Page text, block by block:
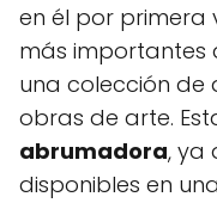
en él por primera
más importantes
una colección de
obras de arte.
abrumadora, ya
disponibles en